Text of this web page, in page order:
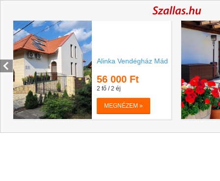
Alinka Vendégház Mád
56 000 Ft
2 fő / 2 éj
MEGNÉZEM »